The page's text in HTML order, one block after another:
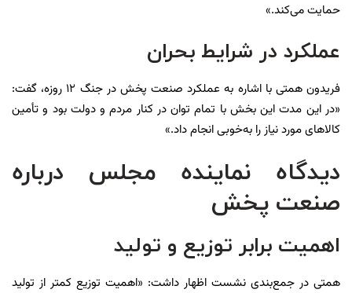
حمایت می‌کند.»
عملکرد در شرایط بحران
فریدون همتی با اشاره به عملکرد صنعت پخش در جنگ ۱۲ روزه، گفت:
«در این مدت این بخش با تمام توان در کنار مردم و دولت بود و تأمین
کالاهای مورد نیاز را به‌خوبی انجام داد.»
دیدگاه نماینده مجلس درباره
صنعت پخش
اهمیت برابر توزیع و تولید
همتی در جمع‌بندی نشست اظهار داشت: «اهمیت توزیع کمتر از تولید